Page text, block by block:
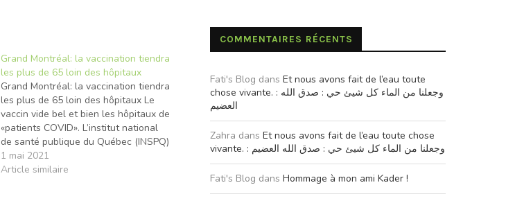
Grand Montréal: la vaccination tiendra
les plus de 65 loin des hôpitaux
Grand Montréal: la vaccination tiendra
les plus de 65 loin des hôpitaux Le
vaccin vide bel et bien les hôpitaux de
«patients COVID». L’institut national
de santé publique du Québec (INSPQ)
prévoit que la campagne d’inoculation
éliminera rapidement la transmission
1 mai 2021
Article similaire
COMMENTAIRES RÉCENTS
Fati's Blog dans Et nous avons fait de l’eau toute
chose vivante. : وجعلنا من الماء كل شيئ حي : صدق الله
العضيم
Zahra dans Et nous avons fait de l’eau toute chose
vivante. : وجعلنا من الماء كل شيئ حي : صدق الله العضيم
Fati's Blog dans Hommage à mon ami Kader !